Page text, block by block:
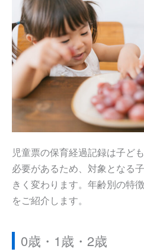
児童票の保育経過記録は子ど
必要があるため、対象となる
きく変わります。年齢別の特
をご紹介します。
0歳・1歳・2歳